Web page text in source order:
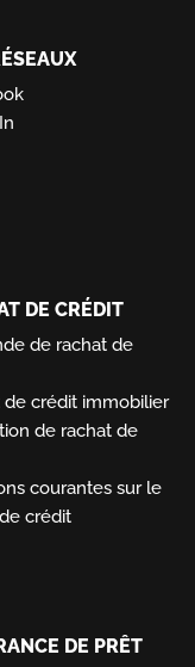
DE CRÉDIT
de rachat de
de crédit immobilier
de rachat de
courantes sur le
crédit
DE PRÊT